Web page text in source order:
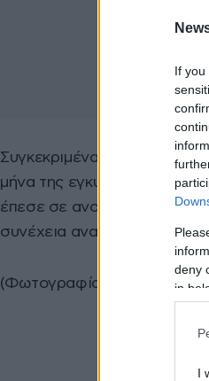
If
deny
in
I
Συγκεκριμένα, το
μήνα της εγκυμοσύνης της,
έπεσε σε ανοιχτή λακκούβα
συνέχεια αναγκάστηκε να
(Φωτογραφία αρχείου)